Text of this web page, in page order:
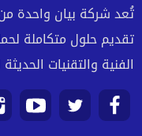
تُعد شركة بيان واحدة
تقديم حلول متكاملة
الفنية والتقنيات
تابعنا
تابعنا